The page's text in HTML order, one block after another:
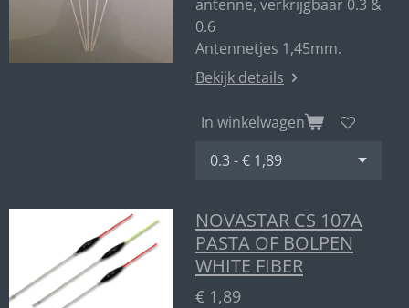
antenne, verkrijgbaar 0.3 &
0.6
Antennetjes 1,45mm.
Bekijk details
In winkelwagen
NOVASTAR CS 107A
PASTA OF BOLPEN
WHITE FIBER
€ 1,89